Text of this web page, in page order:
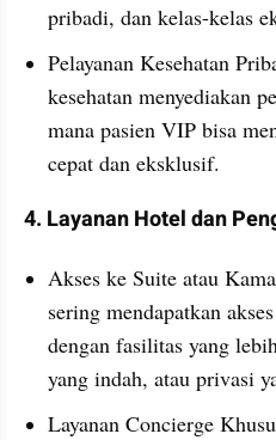
pribadi, dan kelas-kelas
Pelayanan Kesehatan
kesehatan menyediakan
mana pasien VIP bisa
cepat dan eksklusif.
4. Layanan Hotel dan
Akses ke Suite atau
sering mendapatkan
dengan fasilitas yang
yang indah, atau privasi
Layanan Concierge